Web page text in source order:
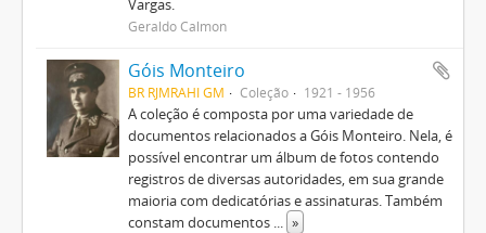
Vargas.
Geraldo Calmon
Góis Monteiro
BR RJMRAHI GM Coleção 1921 - 1956
A coleção é composta por uma variedade de
documentos relacionados a Góis Monteiro. Nela, é
possível encontrar um álbum de fotos contendo
registros de diversas autoridades, em sua grande
maioria com dedicatórias e assinaturas. Também
constam documentos ... »